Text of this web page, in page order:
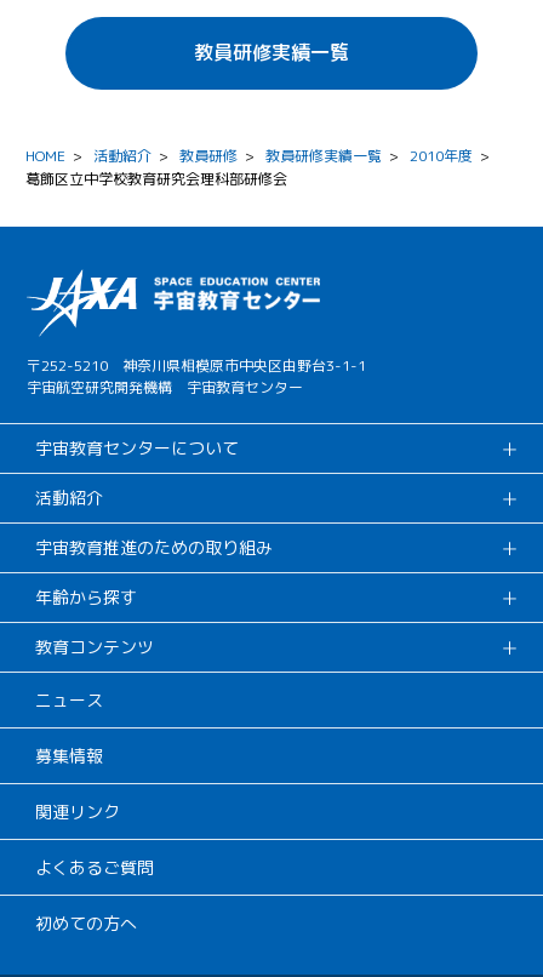
教員研修実績一覧
HOME > 活動紹介 > 教員研修 > 教員研修実績一覧 > 2010年度 >
葛飾区立中学校教育研究会理科部研修会
〒252-5210 神奈川県相模原市中央区由野台3-1-1
宇宙航空研究開発機構 宇宙教育センター
宇宙教育センターについて
活動紹介
宇宙教育推進のための取り組み
年齢から探す
教育コンテンツ
ニュース
募集情報
関連リンク
よくあるご質問
初めての方へ